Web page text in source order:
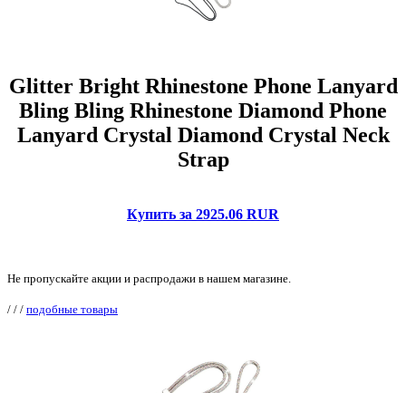
Glitter Bright Rhinestone Phone Lanyard
Bling Bling Rhinestone Diamond Phone
Lanyard Crystal Diamond Crystal Neck
Strap
Купить за 2925.06 RUR
Не пропускайте акции и распродажи в нашем магазине.
/ / / подобные товары